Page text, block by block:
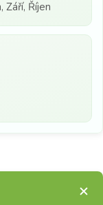
Září, Říjen